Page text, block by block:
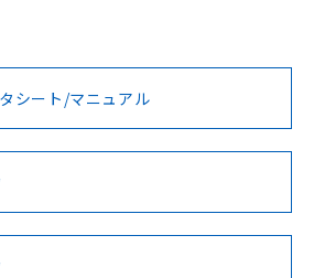
利用いただく前に、以下を必ずお読
・凡例
型式承認
ルウェー
BV型式承認
（フランス
KR型式
（韓国
No No
シート/マニュアル